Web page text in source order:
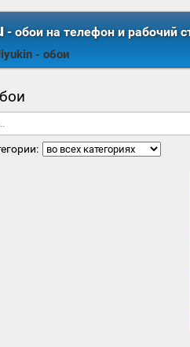
- обои на телефон и рабочий
- обои